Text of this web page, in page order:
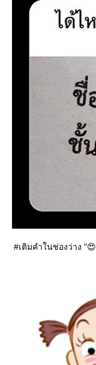
#เติมคำในช่องว่าง